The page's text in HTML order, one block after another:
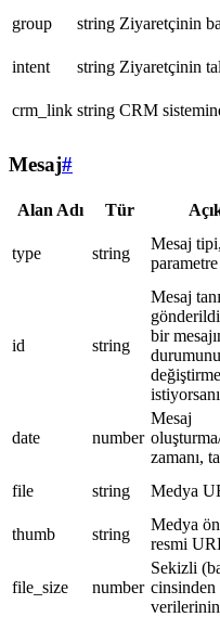
group
string Ziyaretçinin
intent
string Ziyaretçinin
crm_link string CRM
Mesaj#
Alan Adı Tür
type string
Mesaj
parametre
id string
Mesaj
bir
durumunu
date number
Mesaj
zamanı,
file string Medya
thumb
string
Medya
resmi
file_size number
Sekizli
cinsinden